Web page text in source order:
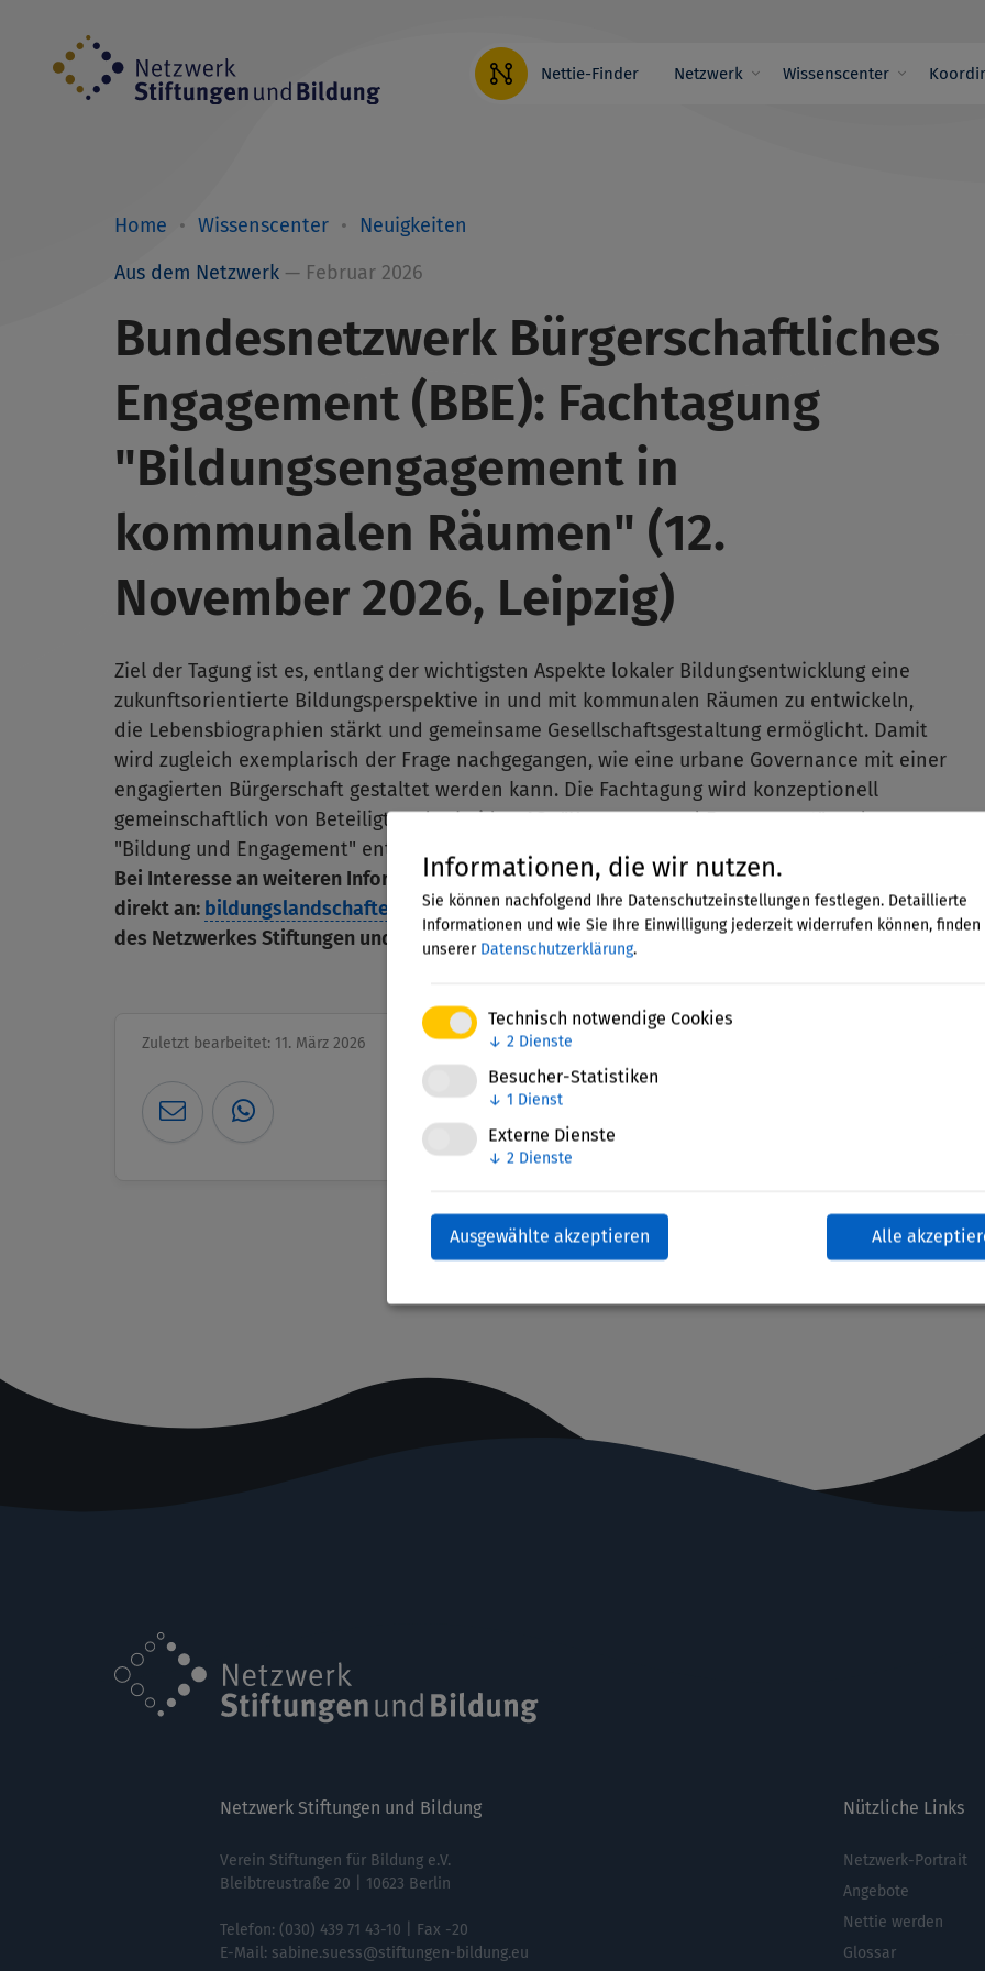
Informationen, die wir nutzen.
Sie können nachfolgend Ihre Datenschutzeinstellungen festlegen. Detaillierte
Informationen und wie Sie Ihre Einwilligung jederzeit widerrufen können, finden
unserer Datenschutzerklärung.
Technisch notwendige Cookies
↓ 2 Dienste
Besucher-Statistiken
↓ 1 Dienst
Externe Dienste
↓ 2 Dienste
Ausgewählte akzeptieren Alle
Inhalt
Nettie-Finder Hauptnavigation
Netzwerk Wissenscenter
Home Wissenscenter
Neuigkeiten
Aus dem Netzwerk — Februar 2026
Bundesnetzwerk Bürgerschaftliches
Engagement (BBE): Fachtagung
"Bildungsengagement in
kommunalen Räumen" (12.
November 2026, Leipzig)
Ziel der Tagung ist es, entlang der wichtigsten Aspekte lokaler Bildungsentwicklung eine
zukunftsorientierte Bildungsperspektive in und mit kommunalen Räumen zu entwickeln,
die Lebensbiographien stärkt und gemeinsame Gesellschaftsgestaltung ermöglicht. Damit
wird zugleich exemplarisch der Frage nachgegangen, wie eine urbane Governance mit einer
engagierten Bürgerschaft gestaltet werden kann. Die Fachtagung wird konzeptionell
gemeinschaftlich von Beteiligten der beiden AGs "Kommune und Engagement" und
"Bildung und Engagement" entwickelt und durch eine Allianz von Partnern unterstützt.
Bei Interesse an weiteren Informationen oder Fragen zur Fachtagung wenden Sie sich gerne
direkt an: bildungslandschaften@b-b-e.de. Sabine Süß, Leiterin der Koordinierungsstelle
des Netzwerkes Stiftungen und Bildung, ist Sprecherin der BBE-AG Bildung und Engagement.
Zuletzt bearbeitet: 11. März 2026
Netzwerk Stiftungen und Bildung
Verein Stiftungen für Bildung e.V.
Bleibtreustraße 20 | 10623 Berlin
Telefon: (030) 439 71 43-10 | Fax -20
E-Mail: sabine.suess@stiftungen-bildung.eu
Nützliche Links
Netzwerk-Portrait
Angebote
Nettie werden
Glossar